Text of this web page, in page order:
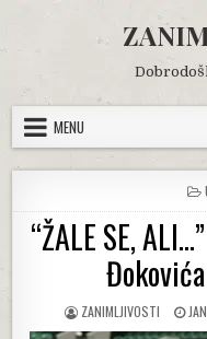
content
MENU
“ŽALE SE,
AUTHOR:
ZANIMLJIVOSTI